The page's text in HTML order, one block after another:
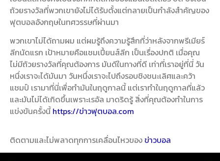
ถ้วยรางวัลที่พวกเขายังไม่ได้รับตั้งแต่กลายเป็นกำลังสำคัญของ
ฟุตบอลอังกฤษในทศวรรษที่ผ่านมา
พวกเขาไม่ได้ถามผม แต่ผมรู้ถึงความรู้สึกที่ว่าหลังจากพรีเมียร์
ลีกนัดแรก เป้าหมายคือแชมเปี้ยนส์ลีก เป็นเรื่องปกติ เมื่อคุณ
ไม่มีถ้วยรางวัลที่คุณต้องการ มันดีในทางที่ดี เท่าที่เราอยู่ที่นี่ วัน
หนึ่งเราจะได้มันมา วันหนึ่งเราจะไปถึงรอบชิงชนะเลิศและคว้า
แชมป์ เรามาที่นี่เพื่อทำมันในฤดูกาลนี้ แต่เราทำในฤดูกาลที่แล้ว
และมันไม่ได้เกิดขึ้นเพราะเรอัล มาดริดรู้ สิ่งที่คุณต้องทำในการ
แข่งขันครั้งนี้https://ข่าวฟุตบอล.com
ติดตามและไม่พลาดทุกการเคลื่อนไหวของ ข่าวบอล